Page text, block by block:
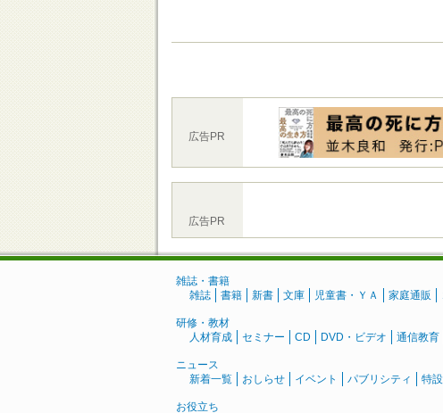
広告PR
広告PR
雑誌・書籍
雑誌
書籍 新書 文庫 児童書・ＹＡ 家庭通販
研修・教材
人材育成
セミナー CD DVD・ビデオ 通信教育
ニュース
新着一覧
おしらせ イベント パブリシティ 特
お役立ち